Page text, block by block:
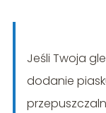
Jeśli Twoja
dodanie